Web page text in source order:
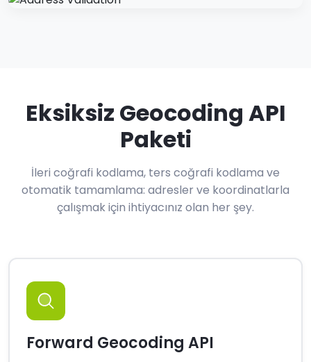
Eksiksiz Geocoding API
Paketi
İleri coğrafi kodlama, ters coğrafi kodlama ve
otomatik tamamlama: adresler ve koordinatlarla
çalışmak için ihtiyacınız olan her şey.
Forward Geocoding API